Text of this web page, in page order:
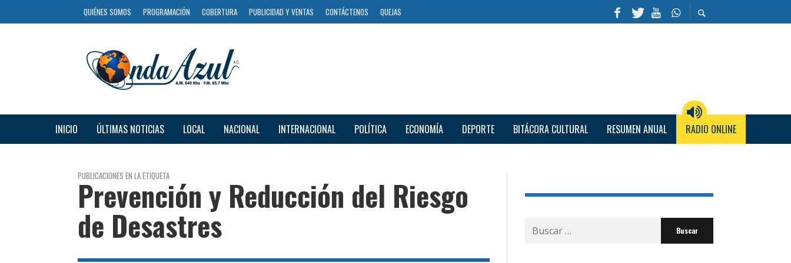
QUIÉNES SOMOS PROGRAMACIÓN COBERTURA PUBLICIDAD Y VENTAS CONTÁCTENOS QUEJAS
INICIO ÚLTIMAS NOTICIAS LOCAL NACIONAL INTERNACIONAL POLÍTICA ECONOMÍA DEPORTE BITÁCORA CULTURAL RESUMEN ANUAL RADIO ONLINE
PUBLICACIONES EN LA ETIQUETA
Prevención y Reducción del Riesgo
de Desastres
Buscar
por: